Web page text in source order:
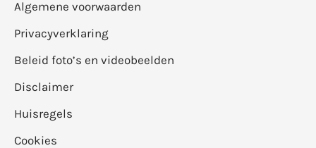
Algemene voorwaarden
Privacyverklaring
Beleid foto’s en videobeelden
Disclaimer
Huisregels
Cookies